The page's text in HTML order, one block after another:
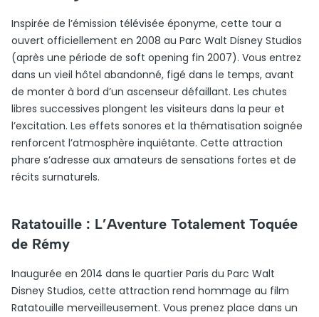
Inspirée de l’émission télévisée éponyme, cette tour a
ouvert officiellement en 2008 au Parc Walt Disney Studios
(après une période de soft opening fin 2007). Vous entrez
dans un vieil hôtel abandonné, figé dans le temps, avant
de monter à bord d’un ascenseur défaillant. Les chutes
libres successives plongent les visiteurs dans la peur et
l’excitation. Les effets sonores et la thématisation soignée
renforcent l’atmosphère inquiétante. Cette attraction
phare s’adresse aux amateurs de sensations fortes et de
récits surnaturels.
Ratatouille : L’Aventure Totalement Toquée
de Rémy
Inaugurée en 2014 dans le quartier Paris du Parc Walt
Disney Studios, cette attraction rend hommage au film
Ratatouille merveilleusement. Vous prenez place dans un